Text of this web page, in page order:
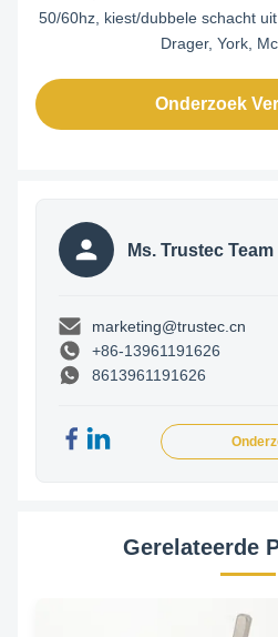
50/60hz, kiest/dubbele schacht
Drager, York,
Onderzoek
Ms. Trustec Team
marketing@trustec.cn
+86-13961191626
8613961191626
Gerelateerde